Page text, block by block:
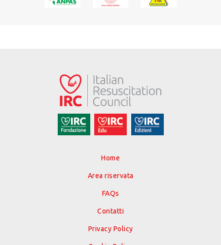
Home
Area riservata
FAQs
Contatti
Privacy Policy